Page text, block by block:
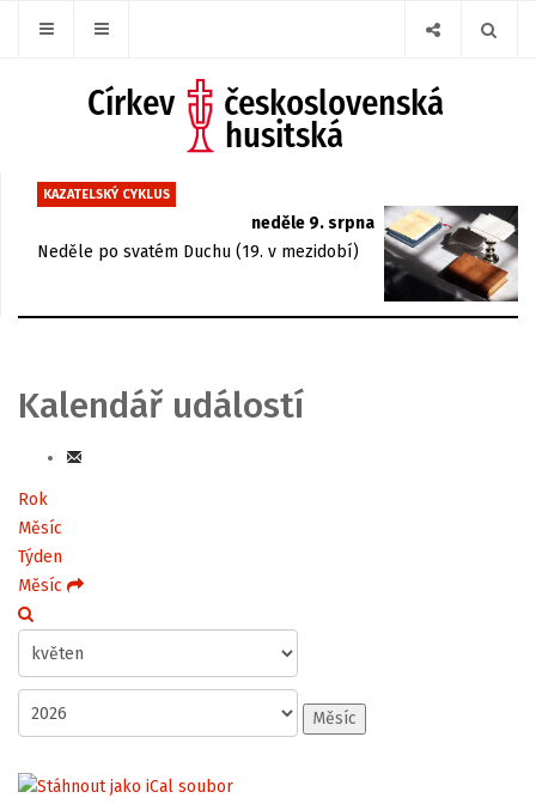
KAZATELSKÝ CYKLUS
neděle 9. srpna
Neděle po svatém Duchu (19. v mezidobí)
Kalendář událostí
Rok
Měsíc
Týden
Měsíc
Měsíc